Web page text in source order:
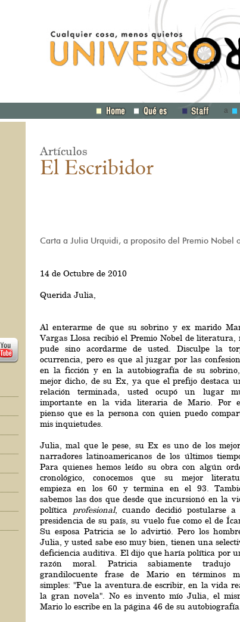
a
Artículos
El Escribidor
Carta a Julia Urquidi, a propósito del Premio Nobel
14 de Octubre de 2010
Querida Julia,
Al enterarme de que su sobrino y ex marido
Vargas Llosa recibió el Premio Nobel de literatura,
pude sino acordarme de usted. Disculpe la
ocurrencia, pero es que al juzgar por las
en la ficción y en la autobiografía de su
mejor dicho, de su Ex, ya que el prefijo destaca
relación terminada, usted ocupó un lugar
importante en la vida literaria de Mario. Por
pienso que es la persona con quien puedo
mis inquietudes.
Julia, mal que le pese, su Ex es uno de los
narradores latinoamericanos de los últimos
Para quienes hemos leído su obra con algún
cronológico, conocemos que su mejor
empieza en los 60 y termina en el 93.
sabemos las dos que desde que incursionó en la
política profesional, cuando decidió postularse
presidencia de su país, su vuelo fue como el de
Su esposa Patricia se lo advirtió. Pero los
Julia, y usted sabe eso muy bien, tienen una
deficiencia auditiva. El dijo que haría política por
razón moral. Patricia sabiamente tradujo
grandilocuente frase de Mario en términos
simples: "Fue la aventura.de escribir, en la vida
la gran novela". No es invento mío Julia, el
Mario lo escribe en la página 46 de su